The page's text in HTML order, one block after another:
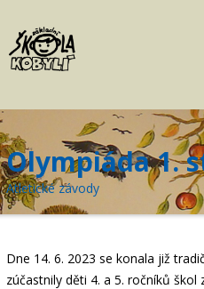
Aktuality
Volný čas
Kontakt
žákovská knížka
Menu
Olympiáda 1.
Atletické závody
Dne 14. 6. 2023 se konala již
zúčastnily děti 4. a 5. ročníků